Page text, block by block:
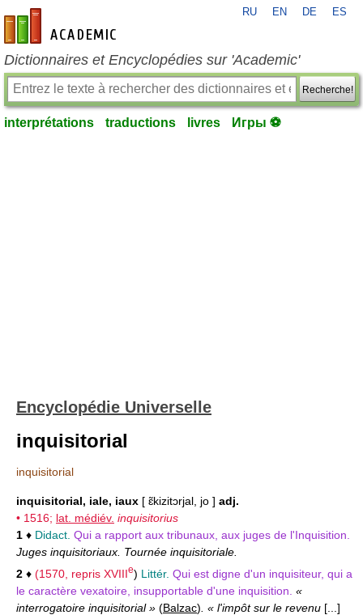
fr-academic.com
RU EN DE ES
Dictionnaires et Encyclopédies sur 'Academic'
Recherche!
interprétations traductions livres Игры ⚽
Encyclopédie Universelle
inquisitorial
inquisitorial
inquisitorial, iale, iaux [ ɛ̃kizitɔrjal, jo ] adj.
• 1516; lat. médiév. inquisitorius
1 ♦ Didact. Qui a rapport aux tribunaux, aux juges de l'Inquisition.
Juges inquisitoriaux. Tournée inquisitoriale.
2 ♦ (1570, repris XVIIIe) Littér. Qui est digne d'un inquisiteur, qui a
le caractère vexatoire, insupportable d'une inquisition. «
interrogatoire inquisitorial » (Balzac) . « l'impôt sur le revenu [...]